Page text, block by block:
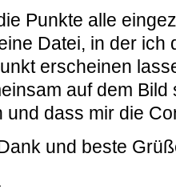
Punkte alle
Datei, in der ich
erscheinen
auf dem
und dass mir die
und beste